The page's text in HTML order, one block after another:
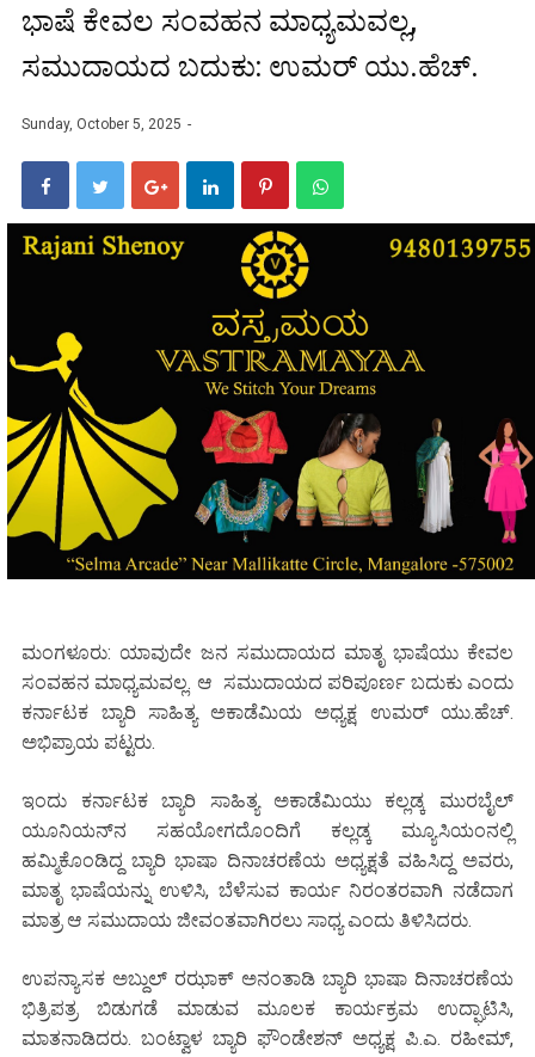
ಭಾಷೆ ಕೇವಲ ಸಂವಹನ ಮಾಧ್ಯಮವಲ್ಲ,
ಸಮುದಾಯದ ಬದುಕು: ಉಮರ್ ಯು.ಹೆಚ್.
Sunday, October 5, 2025
ಮಂಗಳೂರು: ಯಾವುದೇ ಜನ ಸಮುದಾಯದ ಮಾತೃ ಭಾಷೆಯು ಕೇವಲ
ಸಂವಹನ ಮಾಧ್ಯಮವಲ್ಲ. ಆ ಸಮುದಾಯದ ಪರಿಪೂರ್ಣ ಬದುಕು ಎಂದು
ಕರ್ನಾಟಕ ಬ್ಯಾರಿ ಸಾಹಿತ್ಯ ಅಕಾಡೆಮಿಯ ಅಧ್ಯಕ್ಷ ಉಮರ್ ಯು.ಹೆಚ್.
ಅಭಿಪ್ರಾಯ ಪಟ್ಟರು.
ಇಂದು ಕರ್ನಾಟಕ ಬ್ಯಾರಿ ಸಾಹಿತ್ಯ ಅಕಾಡೆಮಿಯು ಕಲ್ಲಡ್ಕ ಮುರಬೈಲ್
ಯೂನಿಯನ್‌ನ ಸಹಯೋಗದೊಂದಿಗೆ ಕಲ್ಲಡ್ಕ ಮ್ಯೂಸಿಯಂನಲ್ಲಿ
ಹಮ್ಮಿಕೊಂಡಿದ್ದ ಬ್ಯಾರಿ ಭಾಷಾ ದಿನಾಚರಣೆಯ ಅಧ್ಯಕ್ಷತೆ ವಹಿಸಿದ್ದ ಅವರು,
ಮಾತೃ ಭಾಷೆಯನ್ನು ಉಳಿಸಿ, ಬೆಳೆಸುವ ಕಾರ್ಯ ನಿರಂತರವಾಗಿ ನಡೆದಾಗ
ಮಾತ್ರ ಆ ಸಮುದಾಯ ಜೀವಂತವಾಗಿರಲು ಸಾಧ್ಯ ಎಂದು ತಿಳಿಸಿದರು.
ಉಪನ್ಯಾಸಕ ಅಬ್ದುಲ್ ರಝಾಕ್ ಅನಂತಾಡಿ ಬ್ಯಾರಿ ಭಾಷಾ ದಿನಾಚರಣೆಯ
ಭಿತ್ರಿಪತ್ರ ಬಿಡುಗಡೆ ಮಾಡುವ ಮೂಲಕ ಕಾರ್ಯಕ್ರಮ ಉದ್ಘಾಟಿಸಿ,
ಮಾತನಾಡಿದರು. ಬಂಟ್ವಾಳ ಬ್ಯಾರಿ ಫೌಂಡೇಶನ್ ಅಧ್ಯಕ್ಷ ಪಿ.ಎ. ರಹೀಮ್,